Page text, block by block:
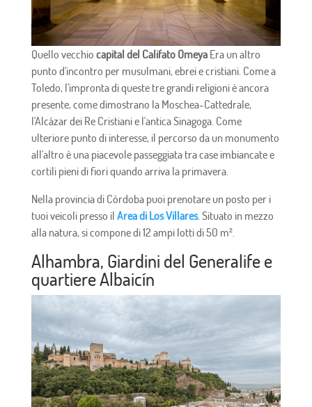
Quello vecchio capital del Califato OmeyaEra un altro
punto d'incontro per musulmani, ebrei e cristiani. Come a
Toledo, l'impronta di queste tre grandi religioni è ancora
presente, come dimostrano la Moschea-Cattedrale,
l'Alcázar dei Re Cristiani e l'antica Sinagoga. Come
ulteriore punto di interesse, il percorso da un monumento
all'altro è una piacevole passeggiata tra case imbiancate e
cortili pieni di fiori quando arriva la primavera.
Nella provincia di Córdoba puoi prenotare un posto per i
tuoi veicoli presso il Area di Los Villares. Situato in mezzo
alla natura, si compone di 12 ampi lotti di 50 m².
Alhambra, Giardini del Generalife e
quartiere Albaicín